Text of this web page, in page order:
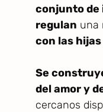
conjunto de
regulan una
con las
Se
del amor y
cercanos